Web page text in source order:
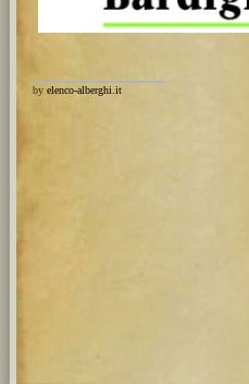
by elenco-alberghi.it